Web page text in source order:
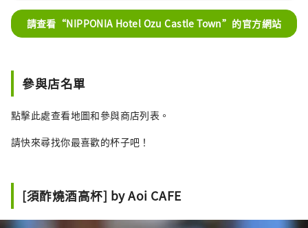
請查看“NIPPONIA Hotel Ozu Castle Town”的官方網站
參與店名單
點擊此處查看地圖和參與商店列表。
請快來尋找你最喜歡的杯子吧！
[須酢燒酒高杯] by Aoi CAFE